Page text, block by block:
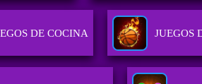
DE COCINA JUEGOS